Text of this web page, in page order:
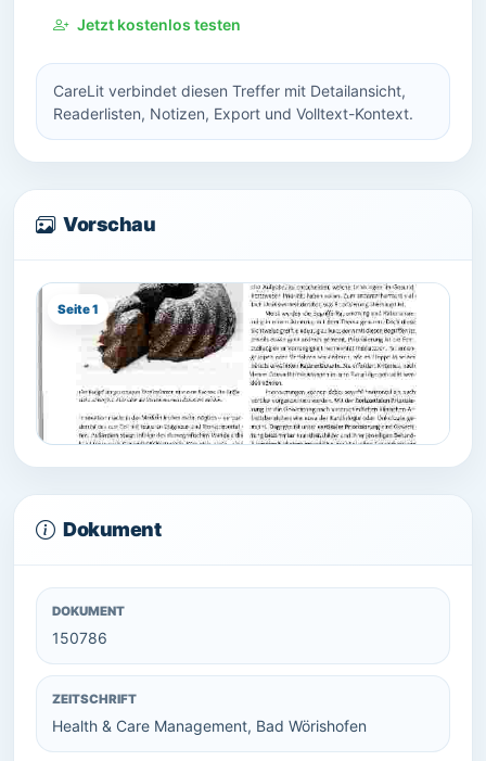
Jetzt kostenlos testen
CareLit verbindet diesen Treffer mit Detailansicht,
Readerlisten, Notizen, Export und Volltext-Kontext.
Vorschau
Seite 1
Dokument
DOKUMENT
150786
ZEITSCHRIFT
Health & Care Management, Bad Wörishofen